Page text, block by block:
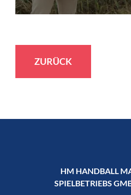
ZURÜCK
HM HANDBALL
SPIELBETRIEBS